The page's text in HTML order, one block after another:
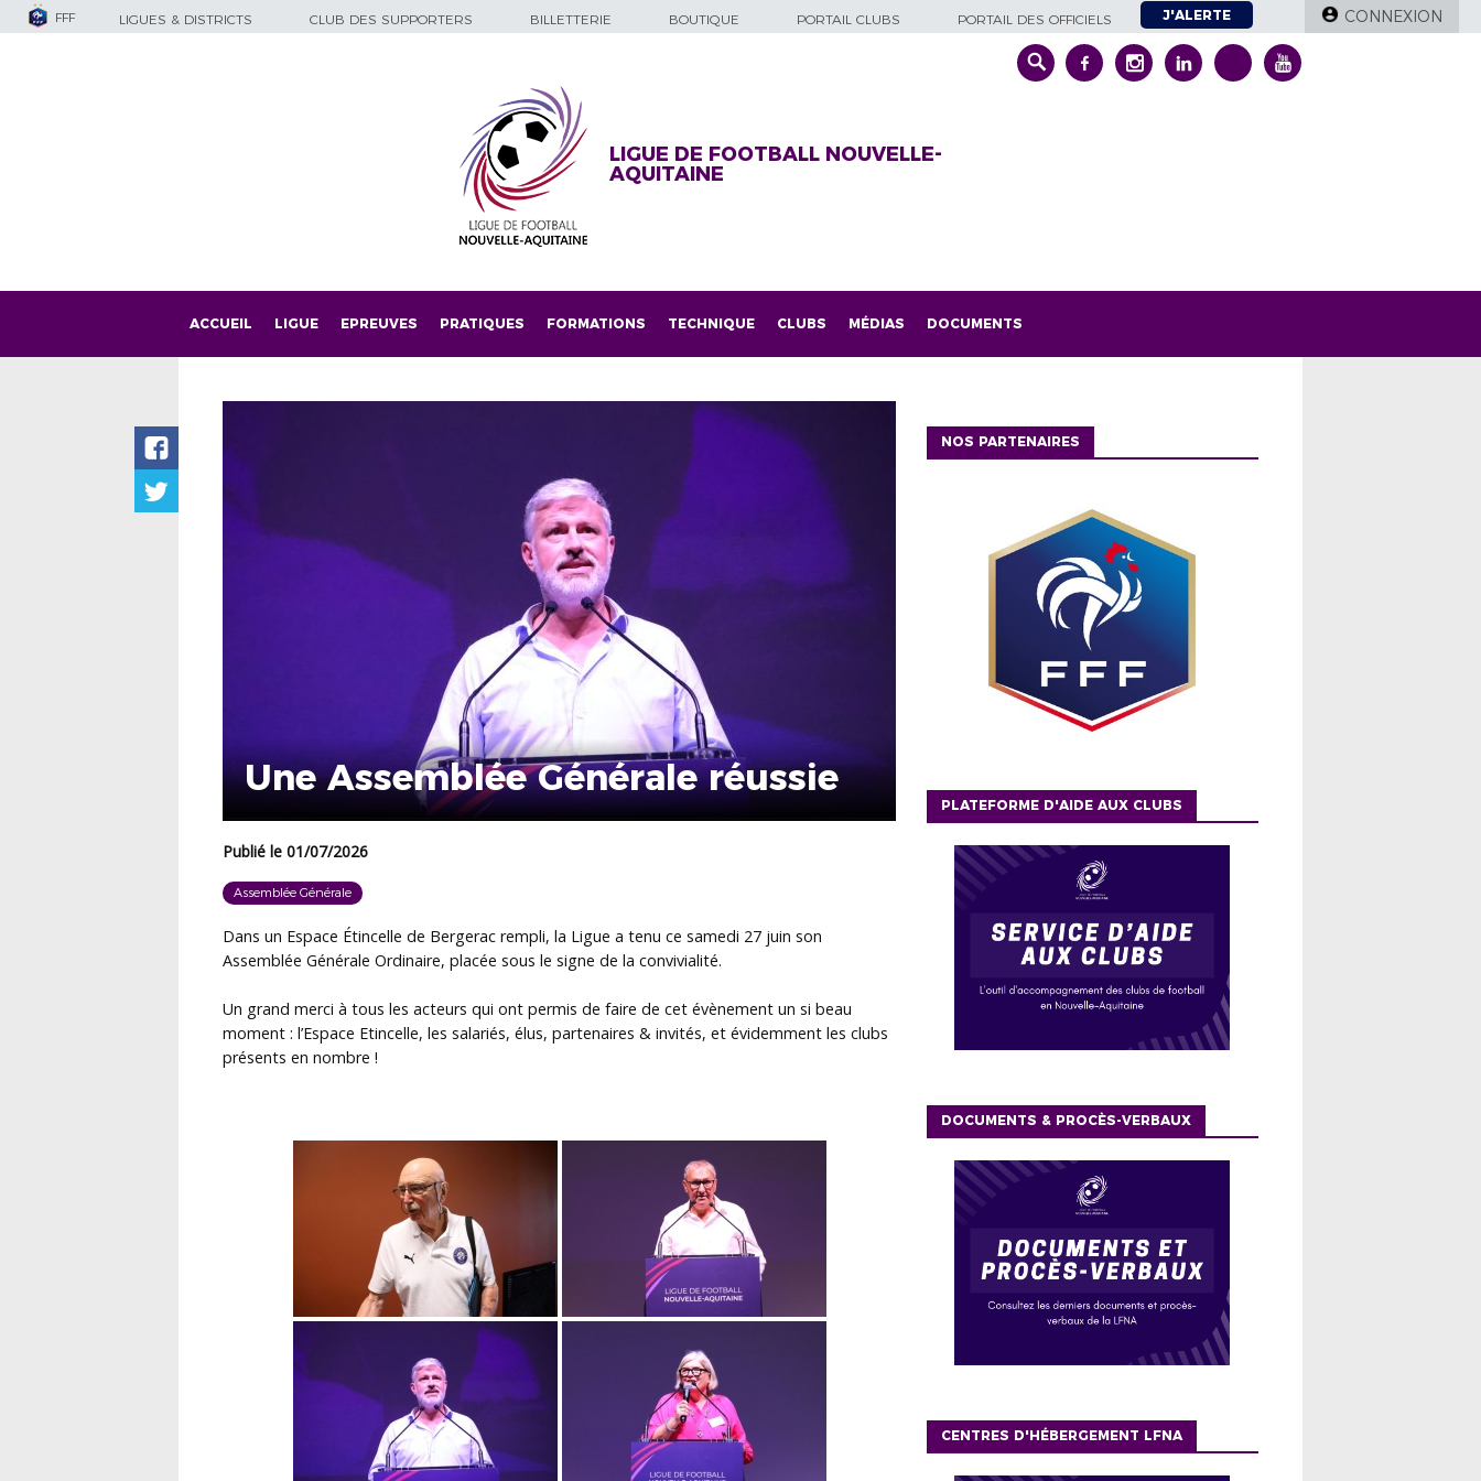
FFF LIGUES & DISTRICTS CLUB DES SUPPORTERS BILLETTERIE BOUTIQUE PORTAIL CLUBS PORTAIL DES OFFICIELS J'ALERTE CONNEXION
LIGUE DE FOOTBALL NOUVELLE-
AQUITAINE
ACCUEIL LIGUE EPREUVES PRATIQUES FORMATIONS TECHNIQUE CLUBS MÉDIAS DOCUMENTS
Une Assemblée Générale réussie
Publié le 01/07/2026
Assemblée Générale
Dans un Espace Étincelle de Bergerac rempli, la Ligue a tenu ce samedi 27 juin son
Assemblée Générale Ordinaire, placée sous le signe de la convivialité.
Un grand merci à tous les acteurs qui ont permis de faire de cet évènement un si beau
moment : l’Espace Etincelle, les salariés, élus, partenaires & invités, et évidemment les clubs
présents en nombre !
NOS PARTENAIRES
PLATEFORME D'AIDE AUX CLUBS
DOCUMENTS & PROCÈS-VERBAUX
CENTRES D'HÉBERGEMENT LFNA